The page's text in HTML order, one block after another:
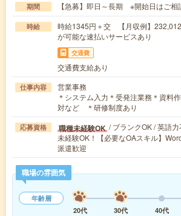
期間 【急募】即日～長期 ※開始日はご相
時給
時給1345円＋交 【月収例】
が可能な速払いサービスあり
交通費
交通費支給あり
仕事内容
営業事務
＊システム入力＊受発注業務＊資料
対など ＊研修制度あり
応募資格 職種未経験OK / ブランクOK / 英語
未経験OK！【必要なOAスキル】
派遣歓迎
職場の雰囲気
年齢層
20代
30代 40代